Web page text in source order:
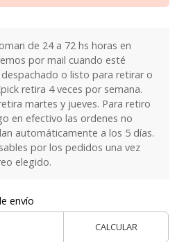
de 24 a 72 hs horas en
por mail cuando esté
o listo para retirar o
retira 4 veces por semana.
martes y jueves. Para retiro
en efectivo las ordenes no
automáticamente a los 5 días.
por los pedidos una vez
elegido.
envío
CALCULAR